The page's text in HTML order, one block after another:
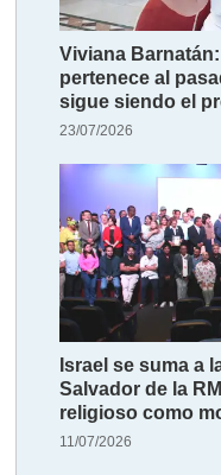
Viviana
pertenece al
sigue siendo el
23/07/2026
Israel se suma a
Salvador de la
religioso como
11/07/2026